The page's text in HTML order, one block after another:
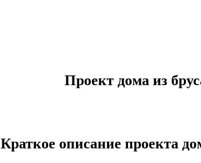
Проект дома из
Краткое описание проекта